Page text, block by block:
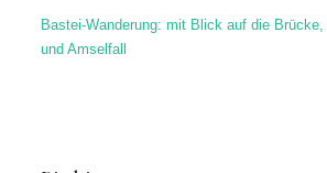
Bastei-Wanderung: mit Blick auf die
und Amselfall